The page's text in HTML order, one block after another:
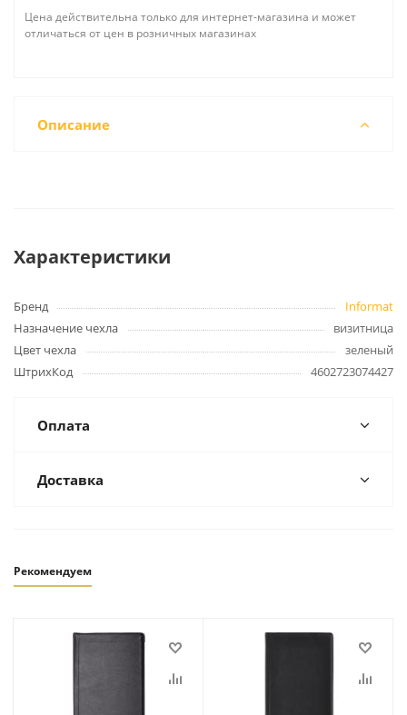
Цена действительна только для интернет-магазина и может
отличаться от цен в розничных магазинах
Описание
Характеристики
Бренд
Informat
Назначение чехла
визитница
Цвет чехла
зеленый
ШтрихКод
4602723074427
Оплата
Доставка
Рекомендуем